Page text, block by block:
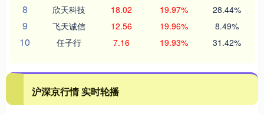
8 欣天科技 18.02 19.97% 28.44%
9 飞天诚信 12.56 19.96% 8.49%
10 任子行 7.16 19.93% 31.42%
沪深京行情 实时轮播